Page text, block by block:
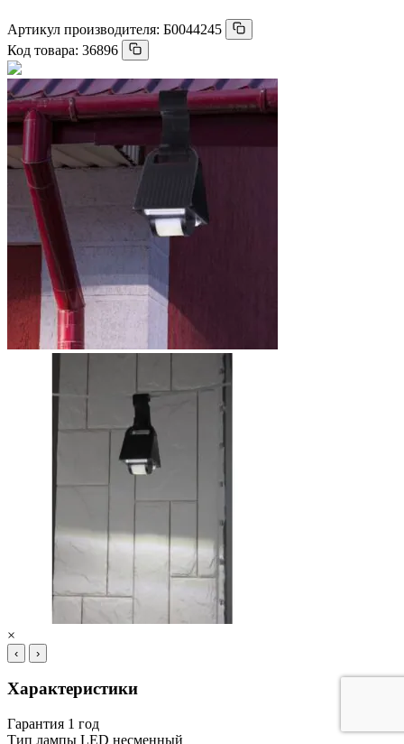
Артикул производителя: Б0044245
Код товара: 36896
×
‹ ›
Характеристики
Гарантия 1 год
Тип лампы LED несменный